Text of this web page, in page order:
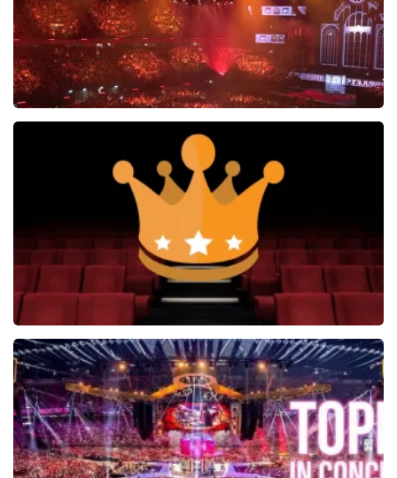
Vrienden Van Amstel Live
1252+reviews
BEKIJKEN
Soldaat van Oranje
6649+reviews
BEKIJKEN